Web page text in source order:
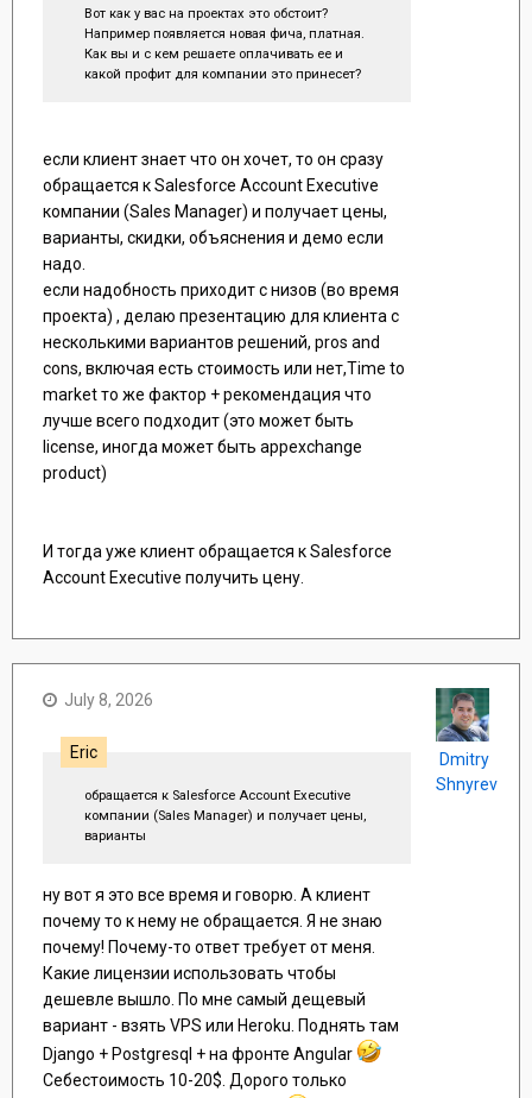
Вот как у вас на проектах это обстоит?
Например появляется новая фича, платная.
Как вы и с кем решаете оплачивать ее и
какой профит для компании это принесет?
если клиент знает что он хочет, то он сразу
обращается к Salesforce Account Executive
компании (Sales Manager) и получает цены,
варианты, скидки, объяснения и демо если
надо.
если надобность приходит с низов (во время
проекта) , делаю презентацию для клиента с
несколькими вариантов решений, pros and
cons, включая есть стоимость или нет,Time to
market то же фактор + рекомендация что
лучше всего подходит (это может быть
license, иногда может быть appexchange
product)
И тогда уже клиент обращается к Salesforce
Account Executive получить цену.
July 8, 2026
Eric
обращается к Salesforce Account Executive
компании (Sales Manager) и получает цены,
варианты
ну вот я это все время и говорю. А клиент
почему то к нему не обращается. Я не знаю
почему! Почему-то ответ требует от меня.
Какие лицензии использовать чтобы
дешевле вышло. По мне самый дещевый
вариант - взять VPS или Heroku. Поднять там
Django + Postgresql + на фронте Angular
Себестоимость 10-20$. Дорого только
Dmitry
Shnyrev